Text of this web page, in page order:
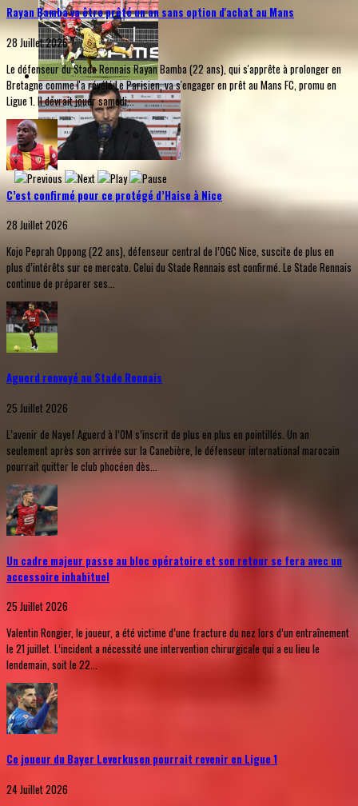
Rayan Bamba va être prêté un an sans option d'achat au Mans
28 Juillet 2026
Le défenseur du Stade Rennais Rayan Bamba (22 ans), qui s'apprête à prolonger en
Bretagne comme l'a révélé Le Parisien, va s'engager en prêt au Mans FC, promu en
Ligue 1. Il devrait jouer samedi...
C’est confirmé pour ce protégé d’Haise à Nice
28 Juillet 2026
Kojo Peprah Oppong (22 ans), défenseur central de l’OGC Nice, suscite de plus en
plus d’intérêts sur ce mercato. Celui du Stade Rennais est confirmé. Le Stade Rennais
continue de préparer ses...
Aguerd renvoyé au Stade Rennais
25 Juillet 2026
L’avenir de Nayef Aguerd à l’OM s’inscrit de plus en plus en pointillés. Un an
seulement après son arrivée sur la Canebière, le défenseur international marocain
pourrait quitter le club phocéen dès...
Un cadre majeur passe au bloc opératoire et son retour se fera avec un
accessoire inhabituel
25 Juillet 2026
Valentin Rongier, le joueur, a été victime d’une fracture du nez lors d’un entraînement
le 21 juillet. L’incident a nécessité une intervention chirurgicale qui a eu lieu le
lendemain, soit le 22...
Ce joueur du Bayer Leverkusen pourrait revenir en Ligue 1
24 Juillet 2026